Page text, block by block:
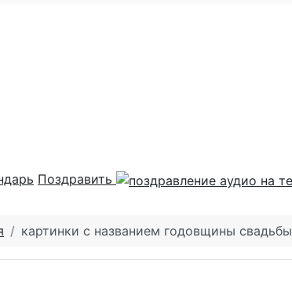
Поздравить
картинки с названием годовщины свадьбы